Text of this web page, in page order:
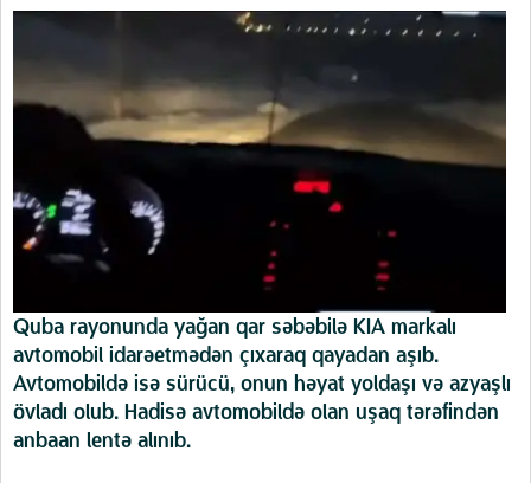
Quba rayonunda yağan qar səbəbilə KIA markalı
avtomobil idarəetmədən çıxaraq qayadan aşıb.
Avtomobildə isə sürücü, onun həyat yoldaşı və azyaşlı
övladı olub. Hadisə avtomobildə olan uşaq tərəfindən
anbaan lentə alınıb.